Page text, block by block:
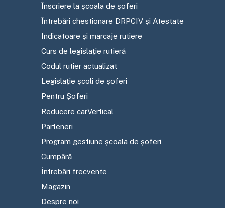
Înscriere la școala de șoferi
Întrebări chestionare DRPCIV și Atestate
Indicatoare și marcaje rutiere
Curs de legislație rutieră
Codul rutier actualizat
Legislație școli de șoferi
Pentru Șoferi
Reducere carVertical
Parteneri
Program gestiune școala de șoferi
Cumpără
Întrebări frecvente
Magazin
Despre noi